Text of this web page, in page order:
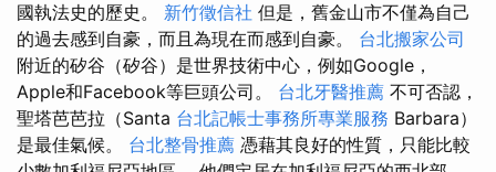
國執法史的歷史。 新竹徵信社 但是，舊金山市不僅為自己
的過去感到自豪，而且為現在而感到自豪。 台北搬家公司
附近的矽谷（矽谷）是世界技術中心，例如Google，
Apple和Facebook等巨頭公司。 台北牙醫推薦 不可否認，
聖塔芭芭拉（Santa 台北記帳士事務所專業服務 Barbara）
是最佳氣候。 台北整骨推薦 憑藉其良好的性質，只能比較